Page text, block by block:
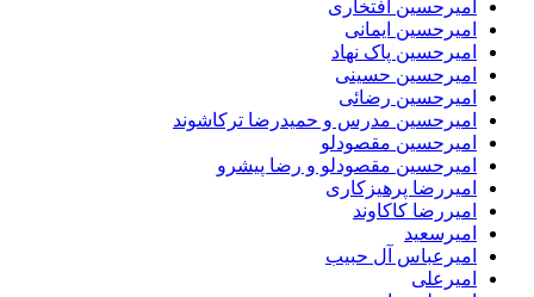
امیرحسین افتخاری
امیرحسین ایمانی
امیرحسین پاک نهاد
امیرحسین حسینی
امیرحسین رضائی
امیرحسین مدرس و حمیدرضا ترکاشوند
امیرحسین مقصودلو
امیرحسین مقصودلو و رضا پیشرو
امیررضا پرهیزکاری
امیررضا کاکاوند
امیرسعید
امیرعباس آل حبیب
امیرعلی